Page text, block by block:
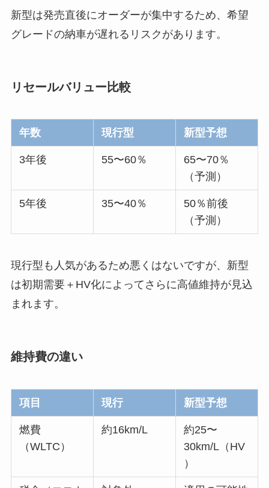
新型は発売直後にオーダーが集中するため、希望
グレードの納車が遅れるリスクがあります。
リセールバリュー比較
年数 現行型 新型予想
3年後 55〜60％
65〜70％
（予測）
5年後 35〜40％
50％前後
（予測）
現行型も人気があるため悪くはないですが、新型
は初期需要＋HV化によってさらに高値維持が見込
まれます。
維持費の違い
項目 現行 新型予想
燃費
（WLTC）
約16km/L
約25〜
30km/L（HV
）